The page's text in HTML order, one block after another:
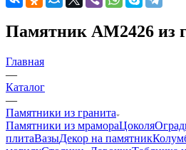
Памятник AM2426 из
Главная
—
Каталог
—
Памятники из гранита
Памятники из мрамораЦоколя
плитаВазыДекор на памятник